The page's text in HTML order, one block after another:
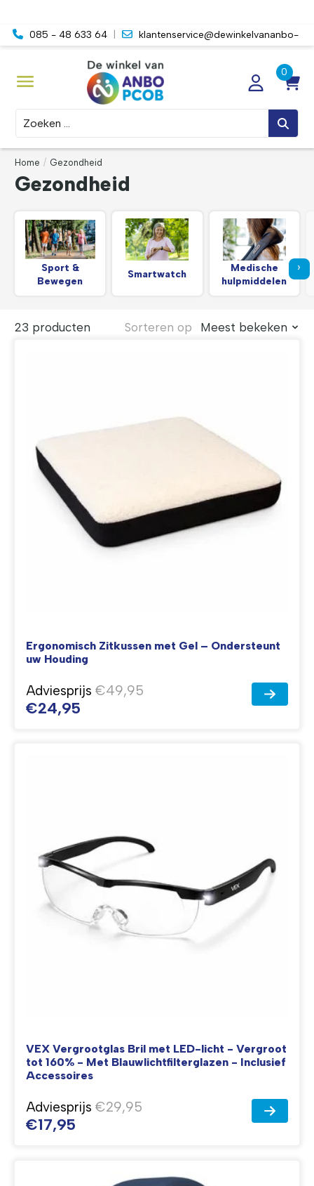
085 - 48 633 64
klantenservice@dewinkelvananbo-
Zoeken
Home / Gezondheid
Gezondheid
Sport &
Bewegen
Smartwatch
Medische
hulpmiddelen
›
23 producten Sorteren op Meest bekeken
Ergonomisch Zitkussen met Gel – Ondersteunt
uw Houding
Adviesprijs €49,95
€24,95
VEX Vergrootglas Bril met LED-licht - Vergroot
tot 160% - Met Blauwlichtfilterglazen - Inclusief
Accessoires
Adviesprijs €29,95
€17,95